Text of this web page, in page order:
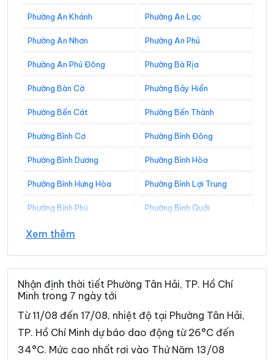
Phường An Khánh Phường An Lạc
Phường An Nhơn Phường An Phú
Phường An Phú Đông Phường Bà Rịa
Phường Bàn Cờ Phường Bảy Hiền
Phường Bến Cát Phường Bến Thành
Phường Bình Cơ Phường Bình Đông
Phường Bình Dương Phường Bình Hòa
Phường Bình Hưng Hòa Phường Bình Lợi Trung
Phường Bình Phú Phường Bình Quới
Phường Bình Tân
Phường Bình Thạnh Phường Bình Thới
Phường Bình Tiên Phường Bình Trị Đông
Phường Bình Trưng
Phường Cầu Kiệu Phường Cầu Ông Lãnh
Phường Chánh Hiệp Phường Chánh Hưng
Xem thêm
Nhận định thời tiết Phường Tân Hải, TP. Hồ Chí
Minh trong 7 ngày tới
Từ 11/08 đến 17/08, nhiệt độ tại Phường Tân Hải,
TP. Hồ Chí Minh dự báo dao động từ 26°C đến
34°C. Mức cao nhất rơi vào Thứ Năm 13/08